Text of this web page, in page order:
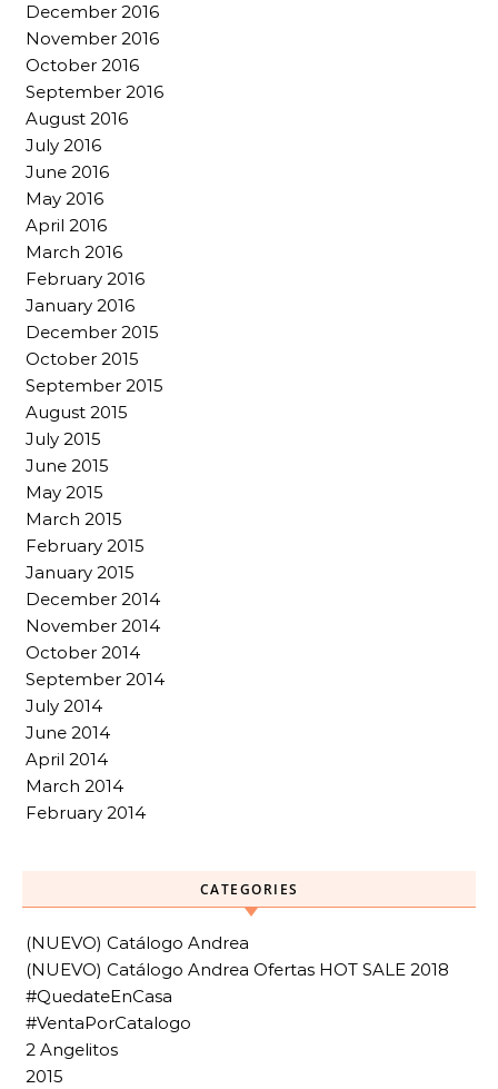
December 2016
November 2016
October 2016
September 2016
August 2016
July 2016
June 2016
May 2016
April 2016
March 2016
February 2016
January 2016
December 2015
October 2015
September 2015
August 2015
July 2015
June 2015
May 2015
March 2015
February 2015
January 2015
December 2014
November 2014
October 2014
September 2014
July 2014
June 2014
April 2014
March 2014
February 2014
CATEGORIES
(NUEVO) Catálogo Andrea
(NUEVO) Catálogo Andrea Ofertas HOT SALE 2018
#QuedateEnCasa
#VentaPorCatalogo
2 Angelitos
2015